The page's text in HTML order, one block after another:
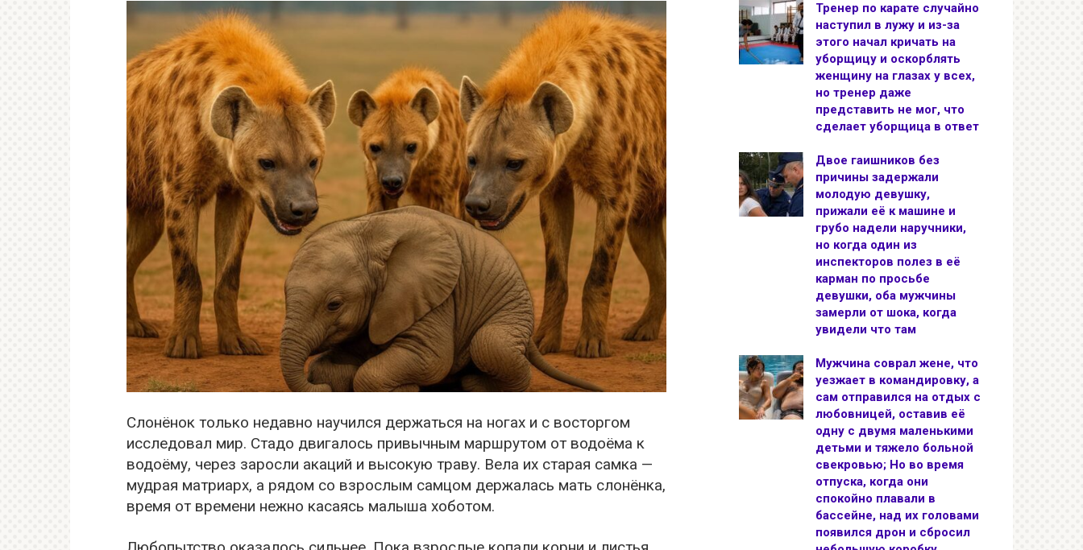
Слонёнок только недавно научился держаться на ногах и с восторгом
исследовал мир. Стадо двигалось привычным маршрутом от водоёма к
водоёму, через заросли акаций и высокую траву. Вела их старая самка —
мудрая матриарх, а рядом со взрослым самцом держалась мать слонёнка,
время от времени нежно касаясь малыша хоботом.
Тренер по карате случайно
наступил в лужу и из-за
этого начал кричать на
уборщицу и оскорблять
женщину на глазах у всех,
но тренер даже
представить не мог, что
сделает уборщица в ответ
Двое гаишников без
причины задержали
молодую девушку,
прижали её к машине и
грубо надели наручники,
но когда один из
инспекторов полез в её
карман по просьбе
девушки, оба мужчины
замерли от шока, когда
увидели что там
Мужчина соврал жене, что
уезжает в командировку, а
сам отправился на отдых с
любовницей, оставив её
одну с двумя маленькими
детьми и тяжело больной
свекровью; Но во время
отпуска, когда они
спокойно плавали в
бассейне, над их головами
появился дрон и сбросил